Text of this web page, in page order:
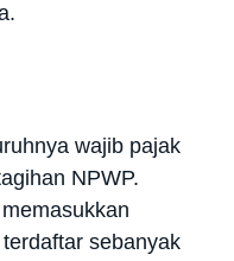
wajib pajak
NPWP.
sebanyak